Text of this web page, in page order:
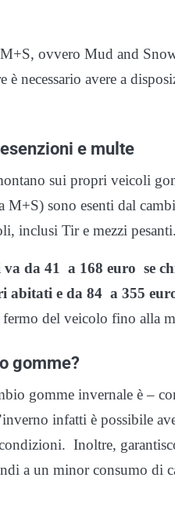
M+S, ovvero Mud and
è necessario avere a
e multe
sui propri veicoli
M+S) sono esenti dal
inclusi Tir e mezzi pesanti.
va da 41 a 168 euro se
abitati e da 84 a 355
del veicolo fino alla
gomme?
gomme invernale è –
infatti è possibile
Inoltre,
a un minor consumo di